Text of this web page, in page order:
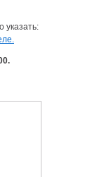
указать: